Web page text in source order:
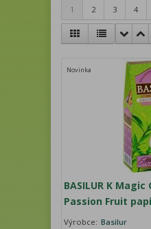
1 2 3 4
Novinka
BASILUR K
Passion Fruit
Výrobce: Basilur